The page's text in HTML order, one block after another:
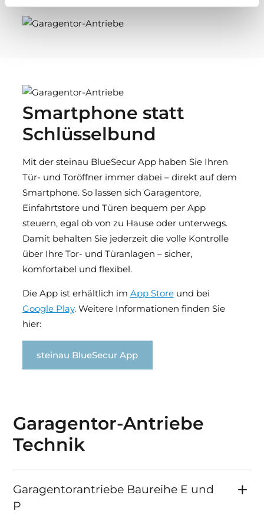
Smartphone statt
Schlüsselbund
Mit der steinau BlueSecur App haben Sie Ihren
Tür- und Toröffner immer dabei – direkt auf dem
Smartphone. So lassen sich Garagentore,
Einfahrtstore und Türen bequem per App
steuern, egal ob von zu Hause oder unterwegs.
Damit behalten Sie jederzeit die volle Kontrolle
über Ihre Tor- und Türanlagen – sicher,
komfortabel und flexibel.
Die App ist erhältlich im App Storeund bei
Google Play. Weitere Informationen finden Sie
hier:
steinau BlueSecur App
Garagentor-Antriebe
Technik
Garagentorantriebe Baureihe E und
P